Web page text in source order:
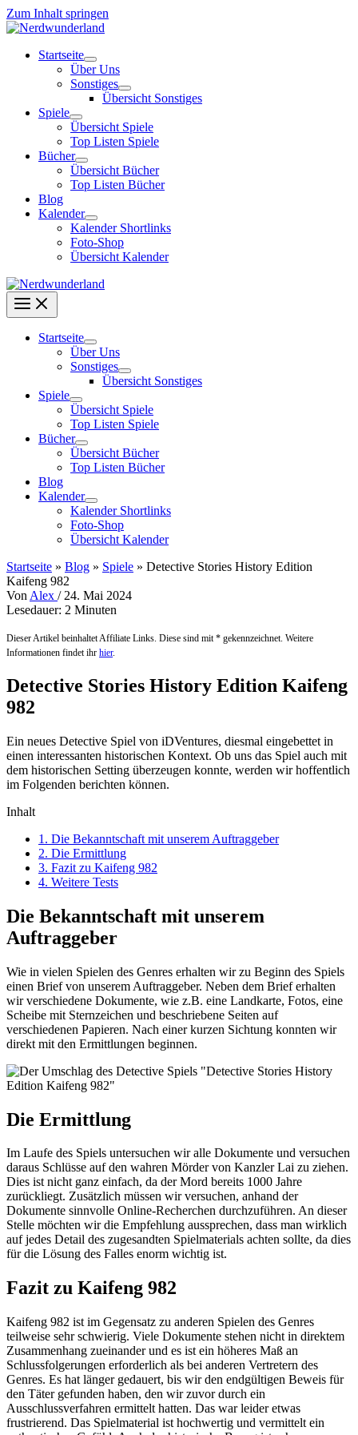
Zum Inhalt springen
Startseite
Über Uns
Sonstiges
Übersicht Sonstiges
Spiele
Übersicht Spiele
Top Listen Spiele
Bücher
Übersicht Bücher
Top Listen Bücher
Blog
Kalender
Kalender Shortlinks
Foto-Shop
Übersicht Kalender
Startseite
Über Uns
Sonstiges
Übersicht Sonstiges
Spiele
Übersicht Spiele
Top Listen Spiele
Bücher
Übersicht Bücher
Top Listen Bücher
Blog
Kalender
Kalender Shortlinks
Foto-Shop
Übersicht Kalender
Startseite » Blog » Spiele » Detective Stories History Edition
Kaifeng 982
Von Alex / 24. Mai 2024
Lesedauer: 2 Minuten
Dieser Artikel beinhaltet Affiliate Links. Diese sind mit * gekennzeichnet. Weitere
Informationen findet ihr hier.
Detective Stories History Edition Kaifeng
982
Ein neues Detective Spiel von iDVentures, diesmal eingebettet in
einen interessanten historischen Kontext. Ob uns das Spiel auch mit
dem historischen Setting überzeugen konnte, werden wir hoffentlich
im Folgenden berichten können.
Inhalt
1. Die Bekanntschaft mit unserem Auftraggeber
2. Die Ermittlung
3. Fazit zu Kaifeng 982
4. Weitere Tests
Die Bekanntschaft mit unserem
Auftraggeber
Wie in vielen Spielen des Genres erhalten wir zu Beginn des Spiels
einen Brief von unserem Auftraggeber. Neben dem Brief erhalten
wir verschiedene Dokumente, wie z.B. eine Landkarte, Fotos, eine
Scheibe mit Sternzeichen und beschriebene Seiten auf
verschiedenen Papieren. Nach einer kurzen Sichtung konnten wir
direkt mit den Ermittlungen beginnen.
Die Ermittlung
Im Laufe des Spiels untersuchen wir alle Dokumente und versuchen
daraus Schlüsse auf den wahren Mörder von Kanzler Lai zu ziehen.
Dies ist nicht ganz einfach, da der Mord bereits 1000 Jahre
zurückliegt. Zusätzlich müssen wir versuchen, anhand der
Dokumente sinnvolle Online-Recherchen durchzuführen. An dieser
Stelle möchten wir die Empfehlung aussprechen, dass man wirklich
auf jedes Detail des zugesandten Spielmaterials achten sollte, da dies
für die Lösung des Falles enorm wichtig ist.
Fazit zu Kaifeng 982
Kaifeng 982 ist im Gegensatz zu anderen Spielen des Genres
teilweise sehr schwierig. Viele Dokumente stehen nicht in direktem
Zusammenhang zueinander und es ist ein höheres Maß an
Schlussfolgerungen erforderlich als bei anderen Vertretern des
Genres. Es hat länger gedauert, bis wir den endgültigen Beweis für
den Täter gefunden haben, den wir zuvor durch ein
Ausschlussverfahren ermittelt hatten. Das war leider etwas
frustrierend. Das Spielmaterial ist hochwertig und vermittelt ein